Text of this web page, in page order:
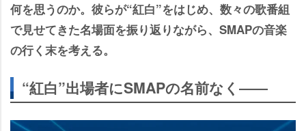
何を思うのか。彼らが“紅白”をはじめ、数々の歌番組
で見せてきた名場面を振り返りながら、SMAPの音楽
の行く末を考える。
“紅白”出場者にSMAPの名前なく――